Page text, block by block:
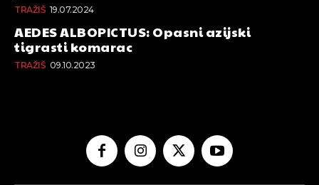
TRAŽIŠ 19.07.2024
AEDES ALBOPICTUS: Opasni azijski
tigrasti komarac
TRAŽIŠ 09.10.2023